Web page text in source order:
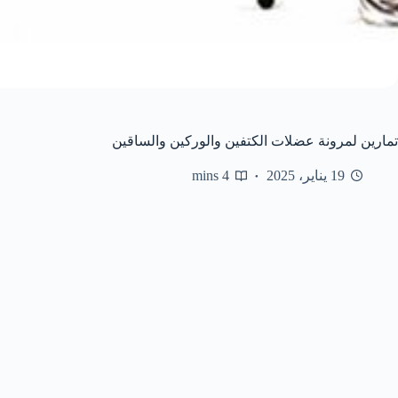
تمارين لمرونة عضلات الكتفين والوركين والساقين
19 يناير، 2025 4 mins